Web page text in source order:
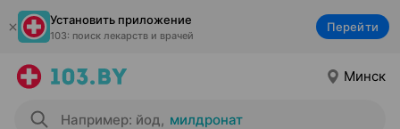
Установить приложение
103: поиск лекарств и врачей
Перейти
Минск
Например: йод, милдронат